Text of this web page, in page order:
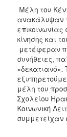
Μέλη του
ανακάλυψαν
κίνησης και
μετέφεραν
συνήθειες,
μέλη του
Σχολείου
Κοινωνική
συμμετείχαν